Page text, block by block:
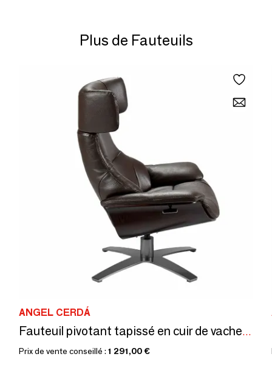
Plus de Fauteuils
ANGEL CERDÁ
Fauteuil pivotant tapissé en cuir de vachette
Prix de vente conseillé : 1 291,00 €